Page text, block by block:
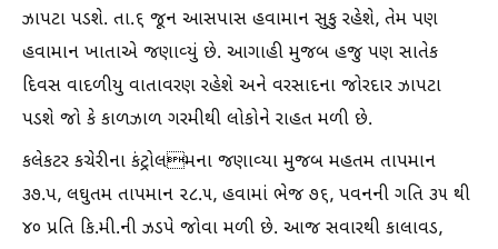
ઝાપટા પડશે. તા.૬ જૂન આસપાસ હવામાન સુકુ રહેશે, તેમ પણ
હવામાન ખાતાએ જણાવ્યું છે. આગાહી મુજબ હજુ પણ સાતેક
દિવસ વાદળીયુ વાતાવરણ રહેશે અને વરસાદના જોરદાર ઝાપટા
પડશે જો કે કાળઝાળ ગરમીથી લોકોને રાહત મળી છે.
કલેકટર કચેરીના કંટ્રોલમના જણાવ્યા મુજબ મહતમ તાપમાન
૩૭.પ, લઘુતમ તાપમાન ૨૮.૫, હવામાં ભેજ ૭૬, પવનની ગતિ ૩૫ થી
૪૦ પ્રતિ કિ.મી.ની ઝડપે જોવા મળી છે. આજ સવારથી કાલાવડ,